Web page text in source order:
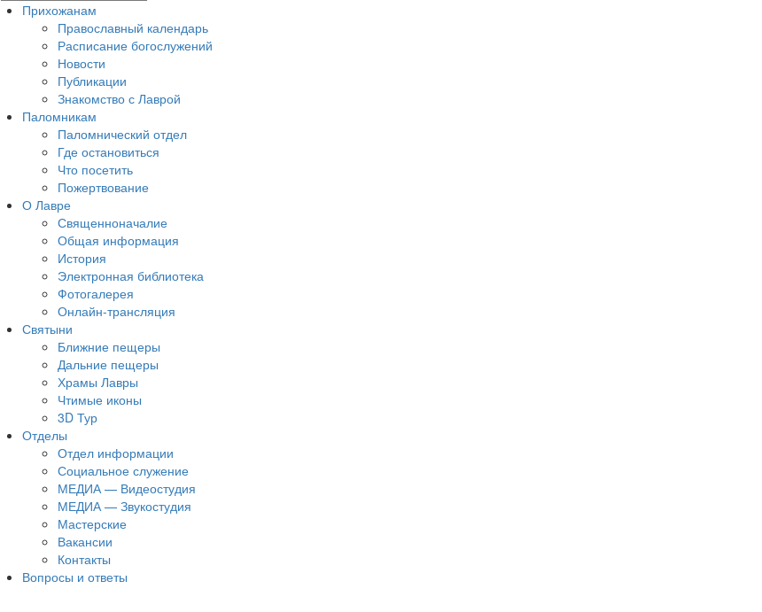
Прихожанам
Православный календарь
Расписание богослужений
Новости
Публикации
Знакомство с Лаврой
Паломникам
Паломнический отдел
Где остановиться
Что посетить
Пожертвование
О Лавре
Священноначалие
Общая информация
История
Электронная библиотека
Фотогалерея
Онлайн-трансляция
Святыни
Ближние пещеры
Дальние пещеры
Храмы Лавры
Чтимые иконы
3D Тур
Отделы
Отдел информации
Социальное служение
МЕДИА — Видеостудия
МЕДИА — Звукостудия
Мастерские
Вакансии
Контакты
Вопросы и ответы